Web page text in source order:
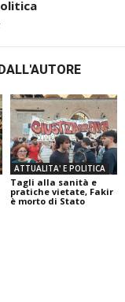
ATTUALITA' E POLITICA
Tagli alla sanità e
pratiche vietate, Fakir
è morto di Stato